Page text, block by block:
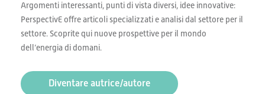
Argomenti interessanti, punti di vista diversi, idee innovative:
PerspectivE offre articoli specializzati e analisi dal settore per il
settore. Scoprite qui nuove prospettive per il mondo
dell’energia di domani.
Diventare autrice/autore